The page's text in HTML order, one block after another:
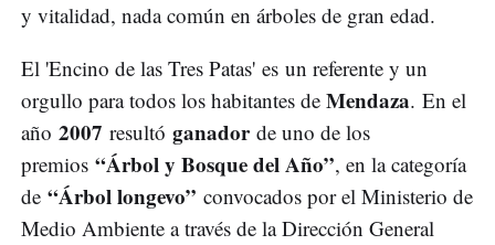
y vitalidad, nada común en árboles de gran edad.
El 'Encino de las Tres Patas' es un referente y un
orgullo para todos los habitantes de Mendaza. En el
año 2007 resultó ganadorde uno de los
premios “Árbol y Bosque del Año”, en la categoría
de “Árbol longevo” convocados por el Ministerio de
Medio Ambiente a través de la Dirección General